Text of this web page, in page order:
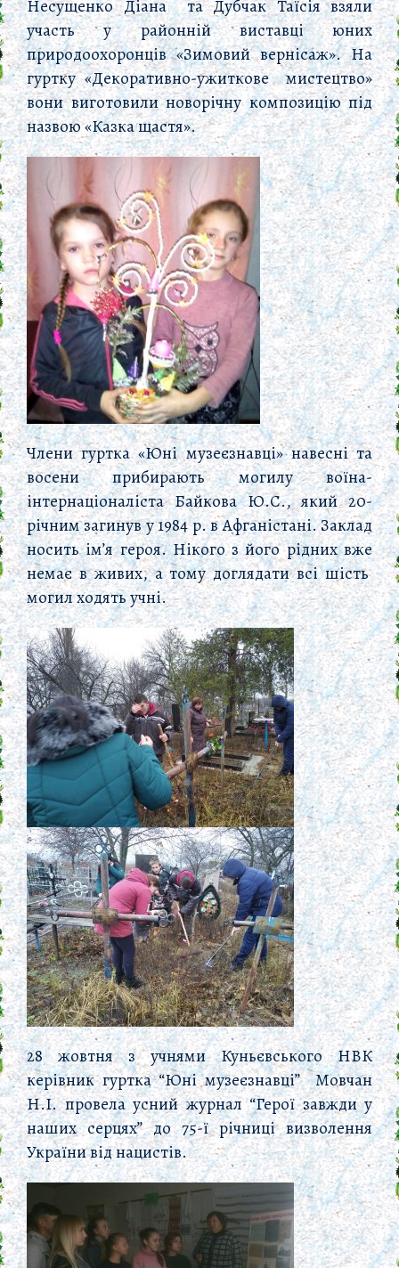
Несущенко Діана та Дубчак Таїсія взяли
участь у районній виставці юних
природоохоронців «Зимовий вернісаж». На
гуртку «Декоративно-ужиткове мистецтво»
вони виготовили новорічну композицію під
назвою «Казка щастя».
Члени гуртка «Юні музеєзнавці» навесні та
восени прибирають могилу воїна-
інтернаціоналіста Байкова Ю.С., який 20-
річним загинув у 1984 р. в Афганістані. Заклад
носить ім’я героя. Нікого з його рідних вже
немає в живих, а тому доглядати всі шість
могил ходять учні.
28 жовтня з учнями Куньєвського НВК
керівник гуртка “Юні музеєзнавці” Мовчан
Н.І. провела усний журнал “Герої завжди у
наших серцях” до 75-ї річниці визволення
України від нацистів.